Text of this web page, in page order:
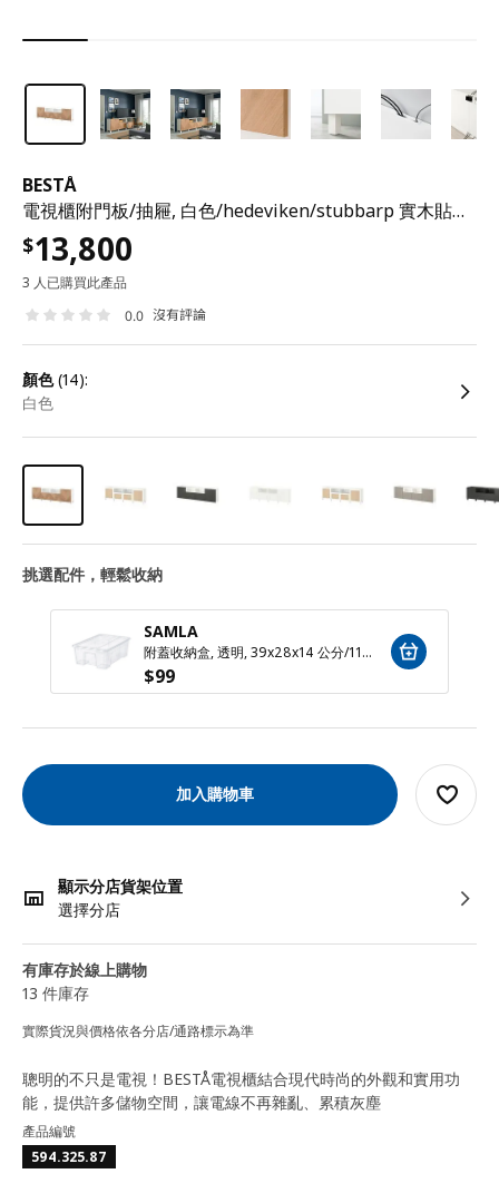
BESTÅ
電視櫃附門板/抽屜, 白色/hedeviken/stubbarp 實木貼皮, 橡木
$13,800
3 人已購買此產品
0.0 沒有評論
顏色(14):
白色
挑選配件，輕鬆收納
SAMLA
附蓋收納盒, 透明, 39x28x14 公分/11 公升
$99
加入購物車
顯示分店貨架位置
選擇分店
有庫存於線上購物
13 件庫存
實際貨況與價格依各分店/通路標示為準
聰明的不只是電視！BESTÅ電視櫃結合現代時尚的外觀和實用功
能，提供許多儲物空間，讓電線不再雜亂、累積灰塵
產品編號
594.325.87